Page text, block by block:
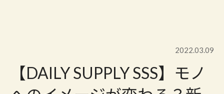
2022.03.09
【DAILY SUPPLY SSS】モノ